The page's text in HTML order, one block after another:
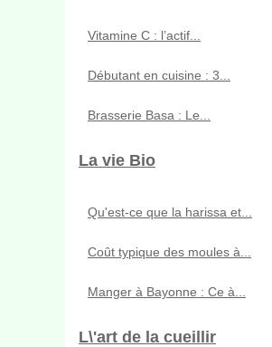
Vitamine C : l’actif...
Débutant en cuisine : 3...
Brasserie Basa : Le...
La vie Bio
Qu'est-ce que la harissa et...
Coût typique des moules à...
Manger à Bayonne : Ce à...
L\'art de la cueillir